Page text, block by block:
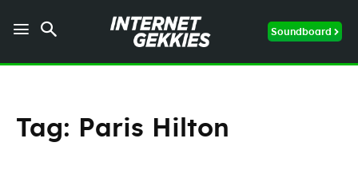
Soundboard
Tag: Paris Hilton